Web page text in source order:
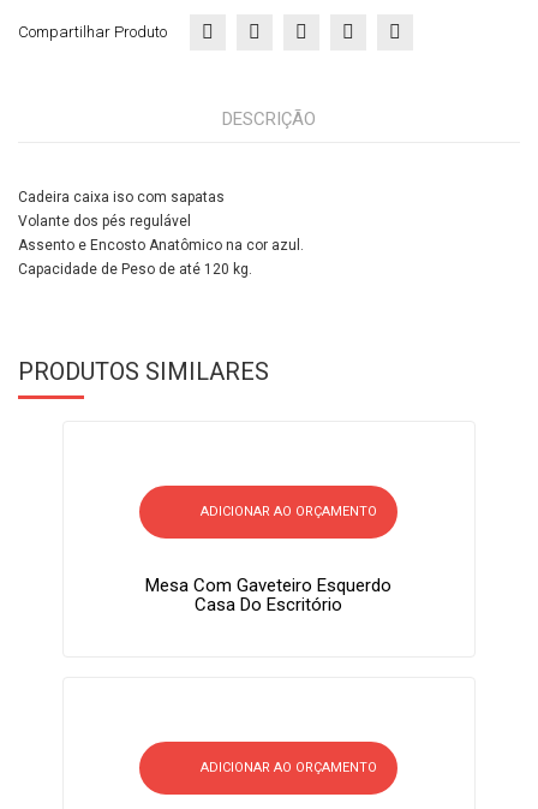
Compartilhar Produto
DESCRIÇÃO
Cadeira caixa iso com sapatas
Volante dos pés regulável
Assento e Encosto Anatômico na cor azul.
Capacidade de Peso de até 120 kg.
PRODUTOS SIMILARES
ADICIONAR AO ORÇAMENTO
Mesa Com Gaveteiro Esquerdo
Casa Do Escritório
ADICIONAR AO ORÇAMENTO